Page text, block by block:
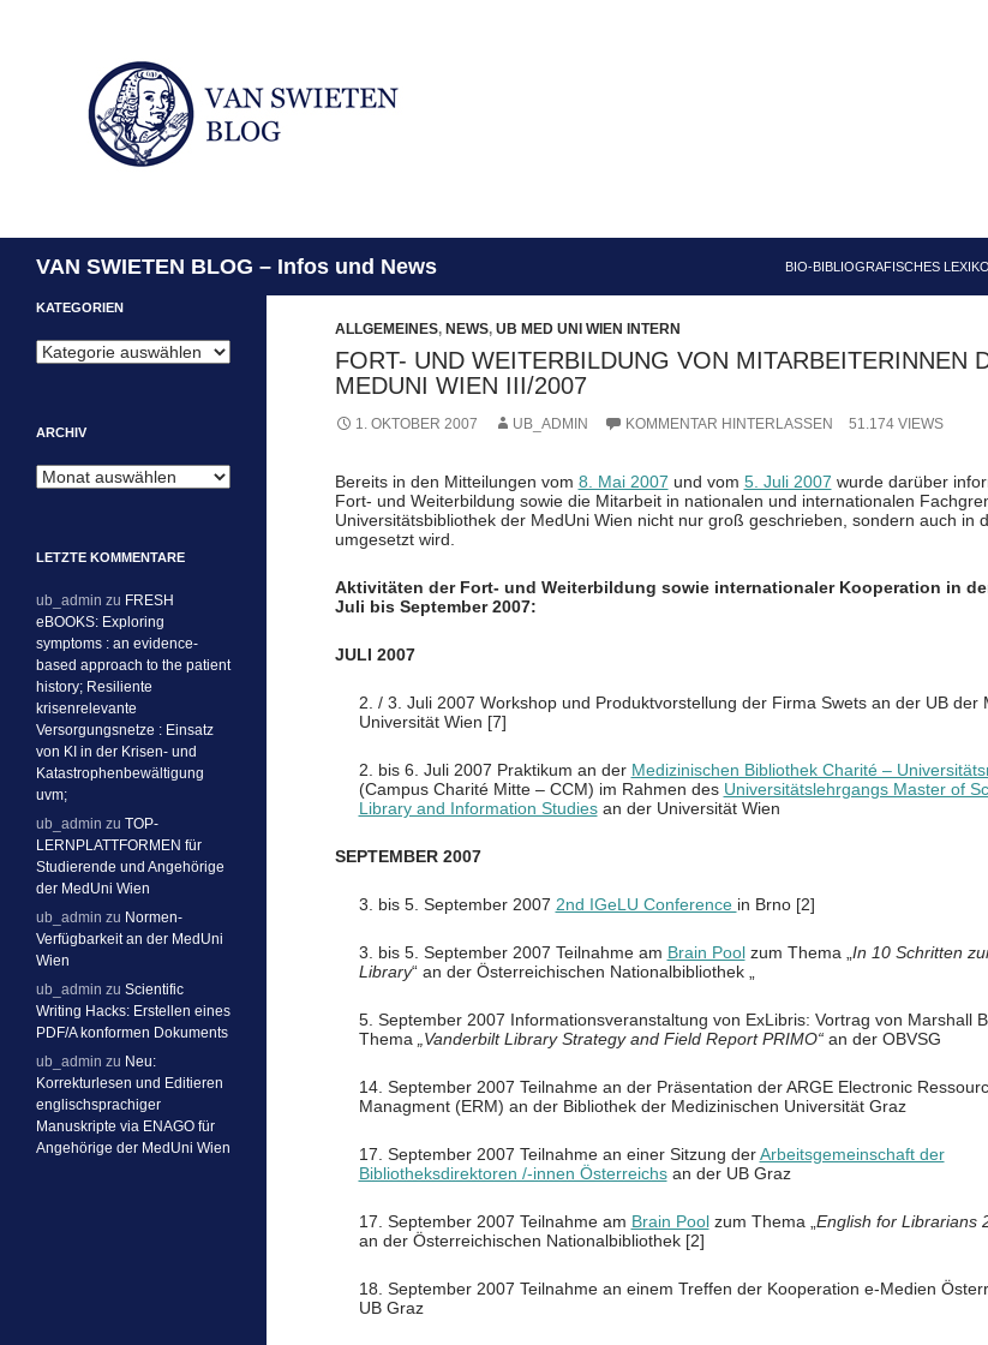
VAN SWIETEN BLOG – Infos und News
BIO-BIBLIOGRAFISCHES
ALLGEMEINES, NEWS, UB MED UNI WIEN INTERN
FORT- UND WEITERBILDUNG VON MITARBEITERINNEN
MEDUNI WIEN III/2007
1. OKTOBER 2007 UB_ADMIN KOMMENTAR HINTERLASSEN 51.174 VIEWS
Bereits in den Mitteilungen vom 8. Mai 2007 und vom 5. Juli 2007 wurde darüber
Fort- und Weiterbildung sowie die Mitarbeit in nationalen und internationalen
Universitätsbibliothek der MedUni Wien nicht nur groß geschrieben, sondern auch in
umgesetzt wird.
Aktivitäten der Fort- und Weiterbildung sowie internationaler Kooperation in
Juli bis September 2007:
JULI 2007
2. / 3. Juli 2007 Workshop und Produktvorstellung der Firma Swets an der UB der
Universität Wien [7]
2. bis 6. Juli 2007 Praktikum an der Medizinischen Bibliothek Charité –
(Campus Charité Mitte – CCM) im Rahmen des Universitätslehrgangs Master of
Library and Information Studiesan der Universität Wien
SEPTEMBER 2007
3. bis 5. September 2007 2nd IGeLU Conference in Brno [2]
3. bis 5. September 2007 Teilnahme am Brain Poolzum Thema „ In 10 Schritten
Library“ an der Österreichischen Nationalbibliothek „
5. September 2007 Informationsveranstaltung von ExLibris: Vortrag von Marshall
Thema
„Vanderbilt Library Strategy and Field Report PRIMO“an der OBVSG
14. September 2007 Teilnahme an der Präsentation der ARGE Electronic
Managment (ERM) an der Bibliothek der Medizinischen Universität Graz
17. September 2007 Teilnahme an einer Sitzung derArbeitsgemeinschaft der
Bibliotheksdirektoren /-innen Österreichsan der UB Graz
17. September 2007 Teilnahme am Brain Poolzum Thema „ English for Librarians
an der Österreichischen Nationalbibliothek [2]
18. September 2007 Teilnahme an einem Treffen der Kooperation e-Medien
UB Graz
KATEGORIEN
Kategorien
ARCHIV
Archiv
LETZTE KOMMENTARE
ub_admin zu FRESH
eBOOKS: Exploring
symptoms : an evidence-
based approach to the patient
history; Resiliente
krisenrelevante
Versorgungsnetze : Einsatz
von KI in der Krisen- und
Katastrophenbewältigung
uvm;
ub_admin zu TOP-
LERNPLATTFORMEN für
Studierende und Angehörige
der MedUni Wien
ub_admin zu Normen-
Verfügbarkeit an der MedUni
Wien
ub_admin zu Scientific
Writing Hacks: Erstellen eines
PDF/A konformen Dokuments
ub_admin zu Neu:
Korrekturlesen und Editieren
englischsprachiger
Manuskripte via ENAGO für
Angehörige der MedUni Wien